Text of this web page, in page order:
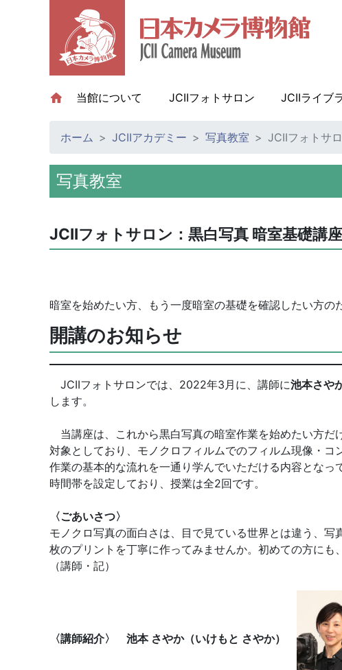
当館について (current)JCIIフォトサロン JCIIライブ
ホーム JCIIアカデミー 写真教室 JCIIフォトサ
写真教室
JCIIフォトサロン：黒白写真 暗室基礎講
暗室を始めたい方、もう一度暗室の基礎を確認したい方の
開講のお知らせ
JCIIフォトサロンでは、2022年3月に、講師に池本さや
します。
当講座は、これから黒白写真の暗室作業を始めたい方
対象としており、モノクロフィルムでのフィルム現像・
作業の基本的な流れを一通り学んでいただける内容とな
時間帯を設定しており、授業は全2回です。
〈ごあいさつ〉
モノクロ写真の面白さは、目で見ている世界とは違う、
枚のプリントを丁寧に作ってみませんか。初めての方にも
（講師・記）
〈講師紹介〉 池本 さやか（いけもと さやか）